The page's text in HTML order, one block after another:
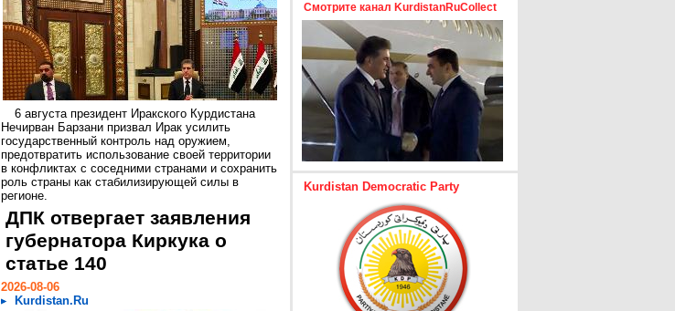
6 августа президент Иракского Курдистана
Нечирван Барзани призвал Ирак усилить
государственный контроль над оружием,
предотвратить использование своей территории
в конфликтах с соседними странами и сохранить
роль страны как стабилизирующей силы в
регионе.
ДПК отвергает заявления
губернатора Киркука о
статье 140
2026-08-06
Kurdistan.Ru
Смотрите канал KurdistanRuCollect
Kurdistan Democratic Party